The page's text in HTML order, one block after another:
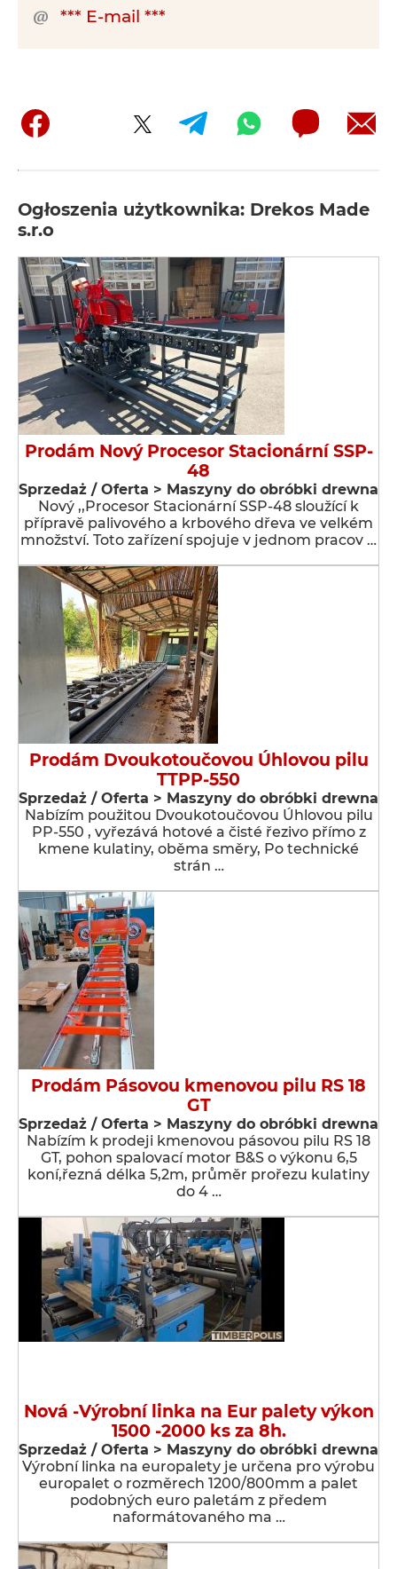
*** E-mail ***
Ogłoszenia użytkownika: Drekos Made
s.r.o
Prodám Nový Procesor Stacionární SSP-
48
Sprzedaż / Oferta > Maszyny do obróbki drewna
Nový ,,Procesor Stacionární SSP-48 sloužící k
přípravě palivového a krbového dřeva ve velkém
množství. Toto zařízení spojuje v jednom pracov …
Prodám Dvoukotoučovou Úhlovou pilu
TTPP-550
Sprzedaż / Oferta > Maszyny do obróbki drewna
Nabízím použitou Dvoukotoučovou Úhlovou pilu
PP-550 , vyřezává hotové a čisté řezivo přímo z
kmene kulatiny, oběma směry, Po technické
strán …
Prodám Pásovou kmenovou pilu RS 18
GT
Sprzedaż / Oferta > Maszyny do obróbki drewna
Nabízím k prodeji kmenovou pásovou pilu RS 18
GT, pohon spalovací motor B&S o výkonu 6,5
koní,řezná délka 5,2m, průměr prořezu kulatiny
do 4 …
Nová -Výrobní linka na Eur palety výkon
1500 -2000 ks za 8h.
Sprzedaż / Oferta > Maszyny do obróbki drewna
Výrobní linka na europalety je určena pro výrobu
europalet o rozměrech 1200/800mm a palet
podobných euro paletám z předem
naformátovaného ma …